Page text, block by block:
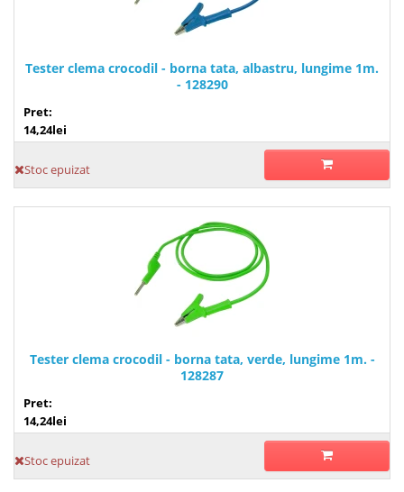
Tester clema crocodil - borna tata, albastru, lungime 1m.
- 128290
Pret:
14,24lei
Stoc epuizat
Tester clema crocodil - borna tata, verde, lungime 1m. -
128287
Pret:
14,24lei
Stoc epuizat